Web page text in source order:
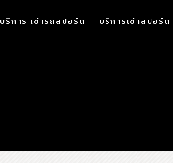
บริการ เช่ารถสปอร์ต บริการเช่าสปอร์ต